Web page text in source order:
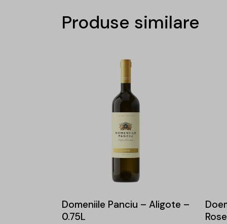
Produse similare
Domeniile Panciu – Aligote –
0.75L